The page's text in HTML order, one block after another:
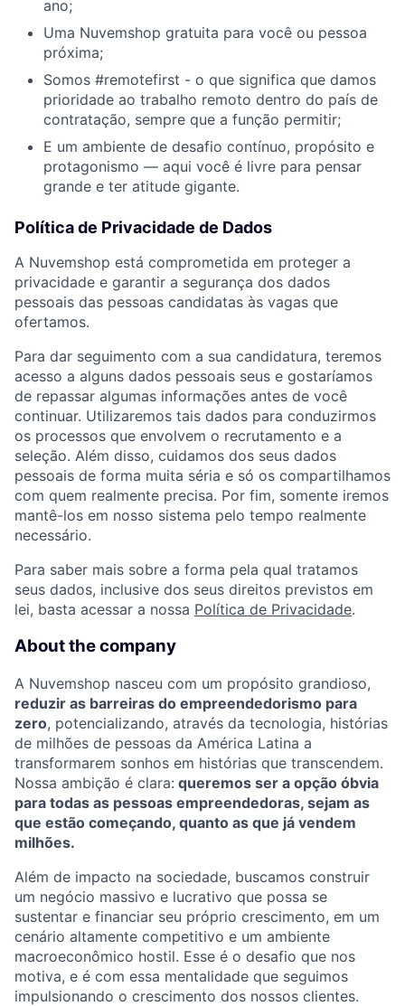
ano;
Uma Nuvemshop gratuita para você ou pessoa
próxima;
Somos #remotefirst - o que significa que damos
prioridade ao trabalho remoto dentro do país de
contratação, sempre que a função permitir;
E um ambiente de desafio contínuo, propósito e
protagonismo — aqui você é livre para pensar
grande e ter atitude gigante.
Política de Privacidade de Dados
A Nuvemshop está comprometida em proteger a
privacidade e garantir a segurança dos dados
pessoais das pessoas candidatas às vagas que
ofertamos.
Para dar seguimento com a sua candidatura, teremos
acesso a alguns dados pessoais seus e gostaríamos
de repassar algumas informações antes de você
continuar. Utilizaremos tais dados para conduzirmos
os processos que envolvem o recrutamento e a
seleção. Além disso, cuidamos dos seus dados
pessoais de forma muita séria e só os compartilhamos
com quem realmente precisa. Por fim, somente iremos
mantê-los em nosso sistema pelo tempo realmente
necessário.
Para saber mais sobre a forma pela qual tratamos
seus dados, inclusive dos seus direitos previstos em
lei, basta acessar a nossa Política de Privacidade.
About the company
A Nuvemshop nasceu com um propósito grandioso,
reduzir as barreiras do empreendedorismo para
zero, potencializando, através da tecnologia, histórias
de milhões de pessoas da América Latina a
transformarem sonhos em histórias que transcendem.
Nossa ambição é clara: queremos ser a opção óbvia
para todas as pessoas empreendedoras, sejam as
que estão começando, quanto as que já vendem
milhões.
Além de impacto na sociedade, buscamos construir
um negócio massivo e lucrativo que possa se
sustentar e financiar seu próprio crescimento, em um
cenário altamente competitivo e um ambiente
macroeconômico hostil. Esse é o desafio que nos
motiva, e é com essa mentalidade que seguimos
impulsionando o crescimento dos nossos clientes.